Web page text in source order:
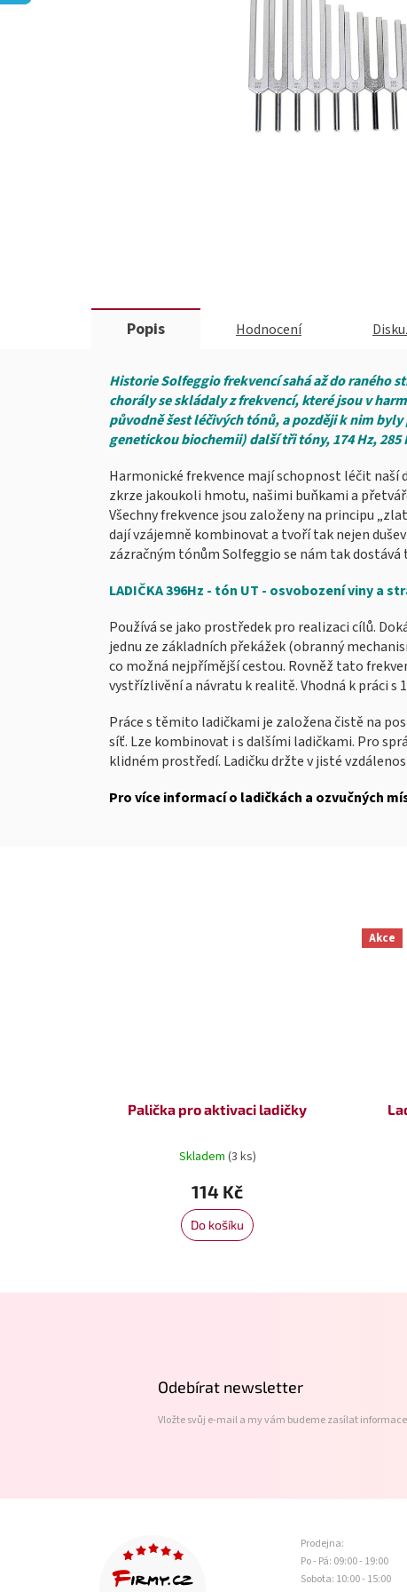
Palička pro aktivaci ladičky
Skladem (3 ks)
114 Kč
Do košíku
Akce
Popis Hodnocení
Historie Solfeggio frekvencí sahá až do raného
chorály se skládaly z frekvencí, které jsou v
původně šest léčivých tónů, a později k nim
genetickou biochemii) další tři tóny, 174 Hz, 285
Harmonické frekvence mají schopnost léčit naší
zkrze jakoukoli hmotu, našimi buňkami a
Všechny frekvence jsou založeny na principu
dají vzájemně kombinovat a tvoří tak nejen
zázračným tónům Solfeggio se nám tak
LADIČKA 396Hz - tón UT - osvobození viny a
Používá se jako prostředek pro realizaci cílů.
jednu ze základních překážek (obranný
co možná nejpřímější cestou. Rovněž tato
vystřízlivění a návratu k realitě. Vhodná k práci s
Práce s těmito ladičkami je založena čistě na
síť. Lze kombinovat i s dalšími ladičkami. Pro
klidném prostředí. Ladičku držte v jisté
Pro více informací o ladičkách a ozvučných
Odebírat newsletter
Vložte svůj e-mail a my vám budeme zasílat
Prodejna:
Po - Pá: 09:00 - 19:00
Sobota: 10:00 - 15:00